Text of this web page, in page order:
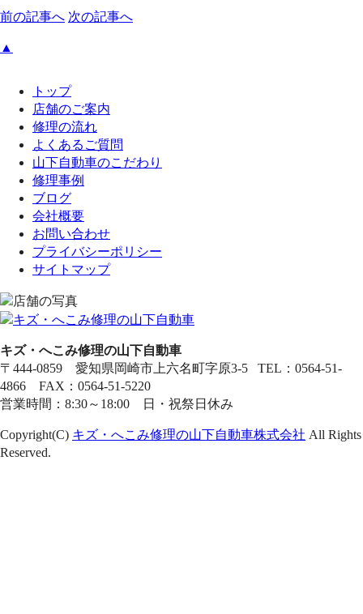
前の記事へ 次の記事へ
▲
トップ
店舗のご案内
修理の流れ
よくあるご質問
山下自動車のこだわり
修理事例
ブログ
会社概要
お問い合わせ
プライバシーポリシー
サイトマップ
キズ・へこみ修理の山下自動車
〒444-0859 愛知県岡崎市上六名町字原3-5 TEL：0564-51-
4866 FAX：0564-51-5220
営業時間：8:30～18:00 日・祝祭日休み
Copyright(C) キズ・へこみ修理の山下自動車株式会社 All Rights
Reserved.